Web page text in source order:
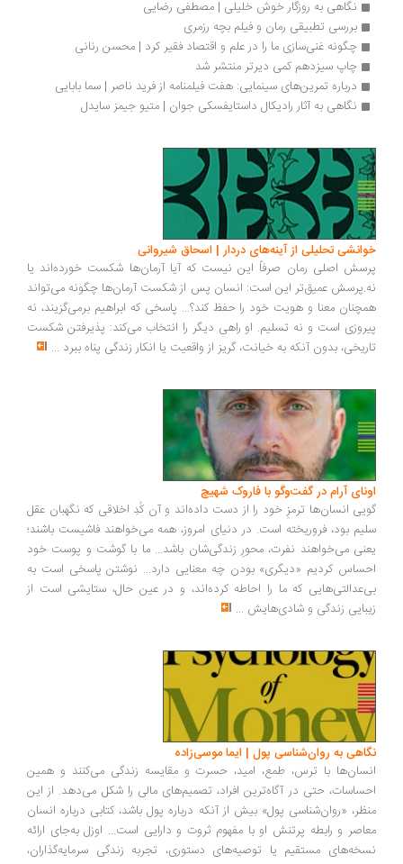
نگاهی به روزگار خوش خلیلی | مصطفی رضایی
بررسی تطبیقی رمان و فیلم بچه رزمری
چگونه غنی‌سازی ما را در علم و اقتصاد فقیر کرد | محسن رنانی
چاپ سیزدهم کمی دیرتر منتشر شد
درباره تمرین‌های سینمایی: هفت فیلمنامه از فرید ناصر | سما بابایی
نگاهی به آثار رادیکال داستایفسکی جوان | متیو جیمز سایدل
تحلیلی از آینه‌های دردار | اسحاق شیروانی
اصلی رمان صرفاً این نیست که آیا آرمان‌ها شکست خورده‌اند یا
عمیق‌تر این است: انسان پس از شکست آرمان‌ها چگونه می‌تواند
معنا و هویت خود را حفظ کند؟... پاسخی که ابراهیم برمی‌گزیند، نه
است و نه تسلیم. او راهی دیگر را انتخاب می‌کند: پذیرفتن شکست
بدون آنکه به خیانت، گریز از واقعیت یا انکار زندگی پناه ببرد...
آرام در گفت‌وگو با فاروک شهیچ‭
انسان‌ها ترمزِ خود را از دست داده‌اند و آن کُدِ اخلاقی که نگهبان عقل
بود، فروریخته است. در دنیای امروز، همه می‌خواهند فاشیست باشند؛
می‌خواهند نفرت، محورِ زندگی‌شان باشد... ما با گوشت و پوست خود
کردیم «دیگری» بودن چه معنایی دارد... نوشتن پاسخی است به
که ما را احاطه کرده‌اند، و در عین حال، ستایشی است از
زندگی و شادی‌هایش...
به روان‌شناسی پول | ایما موسی‌زاده
با ترس، طمع، امید، حسرت و مقایسه زندگی می‌کنند و همین
حتی در آگاه‌ترین افراد، تصمیم‌های مالی را شکل می‌دهد. از این
«روان‌شناسی پول» بیش از آنکه درباره پول باشد، کتابی درباره انسان
و رابطه پرتنش او با مفهوم ثروت و دارایی است... اوزل به‌جای ارائه
مستقیم یا توصیه‌های دستوری، تجربه زندگی سرمایه‌گذاران،